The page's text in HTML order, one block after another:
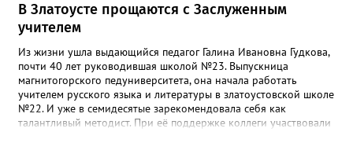
В Златоусте прощаются с Заслуженным
учителем
Из жизни ушла выдающийся педагог Галина Ивановна Гудкова,
почти 40 лет руководившая школой №23. Выпускница
магнитогорского педуниверситета, она начала работать
учителем русского языка и литературы в златоустовской школе
№22. И уже в семидесятые зарекомендовала себя как
талантливый методист. При её поддержке коллеги участвовали